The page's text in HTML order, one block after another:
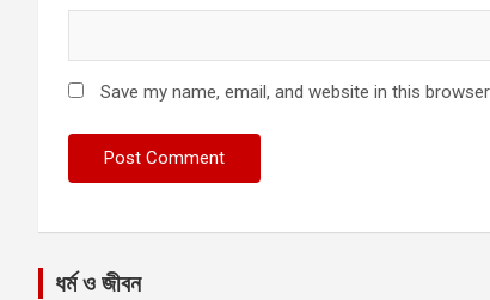
Save my name, email, and website in this
ধর্ম ও জীবন